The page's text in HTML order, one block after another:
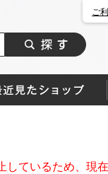
ご
ているため、現